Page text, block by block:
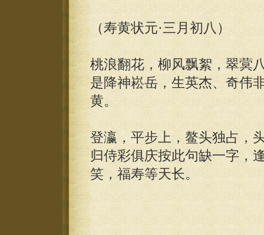
（寿黄状元·三月初八）
桃浪翻花，柳风飘絮，翠蓂
是降神崧岳，生英杰、奇伟
黄。
登瀛，平步上，鳌头独占，
归侍彩俱庆按此句缺一字，
笑，福寿等天长。